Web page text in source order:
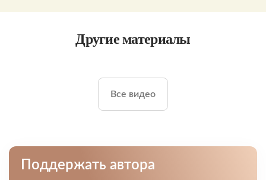
Другие материалы
Все видео
Поддержать автора